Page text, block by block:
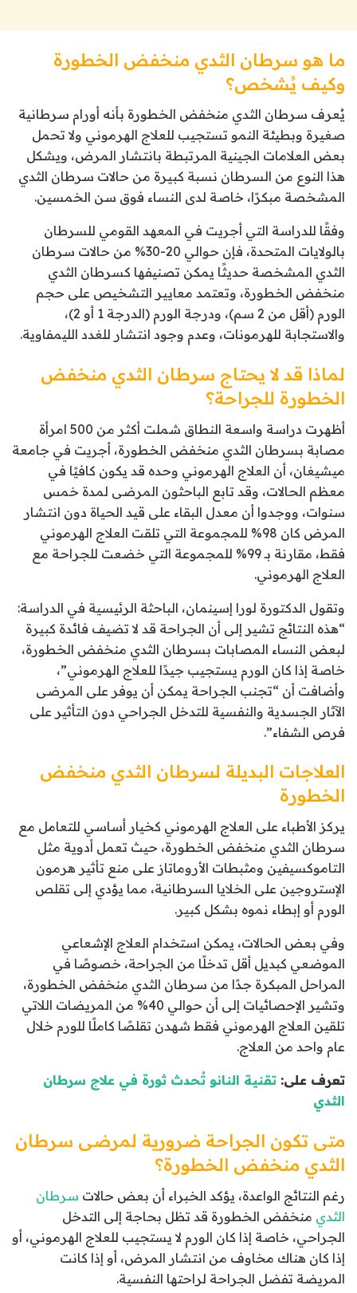
ما هو سرطان الثدي منخفض الخطورة
وكيف يُشخص؟
يُعرف سرطان الثدي منخفض الخطورة بأنه أورام سرطانية
صغيرة وبطيئة النمو تستجيب للعلاج الهرموني ولا تحمل
بعض العلامات الجينية المرتبطة بانتشار المرض، ويشكل
هذا النوع من السرطان نسبة كبيرة من حالات سرطان الثدي
المشخصة مبكرًا، خاصة لدى النساء فوق سن الخمسين.
وفقًا للدراسة التي أجريت في المعهد القومي للسرطان
بالولايات المتحدة، فإن حوالي 20-30% من حالات سرطان
الثدي المشخصة حديثًا يمكن تصنيفها كسرطان الثدي
منخفض الخطورة، وتعتمد معايير التشخيص على حجم
الورم (أقل من 2 سم)، ودرجة الورم (الدرجة 1 أو 2)،
والاستجابة للهرمونات، وعدم وجود انتشار للغدد الليمفاوية.
لماذا قد لا يحتاج سرطان الثدي منخفض
الخطورة للجراحة؟
أظهرت دراسة واسعة النطاق شملت أكثر من 500 امرأة
مصابة بسرطان الثدي منخفض الخطورة، أجريت في جامعة
ميشيغان، أن العلاج الهرموني وحده قد يكون كافيًا في
معظم الحالات، وقد تابع الباحثون المرضى لمدة خمس
سنوات، ووجدوا أن معدل البقاء على قيد الحياة دون انتشار
المرض كان 98% للمجموعة التي تلقت العلاج الهرموني
فقط، مقارنة بـ 99% للمجموعة التي خضعت للجراحة مع
العلاج الهرموني.
وتقول الدكتورة لورا إسينمان، الباحثة الرئيسية في الدراسة:
“هذه النتائج تشير إلى أن الجراحة قد لا تضيف فائدة كبيرة
لبعض النساء المصابات بسرطان الثدي منخفض الخطورة،
خاصة إذا كان الورم يستجيب جيدًا للعلاج الهرموني”،
وأضافت أن “تجنب الجراحة يمكن أن يوفر على المرضى
الآثار الجسدية والنفسية للتدخل الجراحي دون التأثير على
فرص الشفاء”.
العلاجات البديلة لسرطان الثدي منخفض
الخطورة
يركز الأطباء على العلاج الهرموني كخيار أساسي للتعامل مع
سرطان الثدي منخفض الخطورة، حيث تعمل أدوية مثل
التاموكسيفين ومثبطات الأروماتاز على منع تأثير هرمون
الإستروجين على الخلايا السرطانية، مما يؤدي إلى تقلص
الورم أو إبطاء نموه بشكل كبير.
وفي بعض الحالات، يمكن استخدام العلاج الإشعاعي
الموضعي كبديل أقل تدخلًا من الجراحة، خصوصًا في
المراحل المبكرة جدًا من سرطان الثدي منخفض الخطورة،
وتشير الإحصائيات إلى أن حوالي 40% من المريضات اللاتي
تلقين العلاج الهرموني فقط شهدن تقلصًا كاملًا للورم خلال
عام واحد من العلاج.
تعرف على: تقنية النانو تُحدث ثورة في علاج سرطان
الثدي
متى تكون الجراحة ضرورية لمرضى سرطان
الثدي منخفض الخطورة؟
رغم النتائج الواعدة، يؤكد الخبراء أن بعض حالات سرطان
الثدي منخفض الخطورة قد تظل بحاجة إلى التدخل
الجراحي، خاصة إذا كان الورم لا يستجيب للعلاج الهرموني، أو
إذا كان هناك مخاوف من انتشار المرض، أو إذا كانت
المريضة تفضل الجراحة لراحتها النفسية.